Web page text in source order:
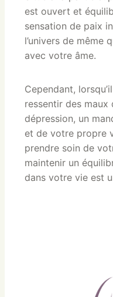
est ouvert et
sensation de paix
l’univers de même
avec votre âme.
Cependant,
ressentir des
dépression, un
et de votre propre
prendre soin de
maintenir un
dans votre vie est